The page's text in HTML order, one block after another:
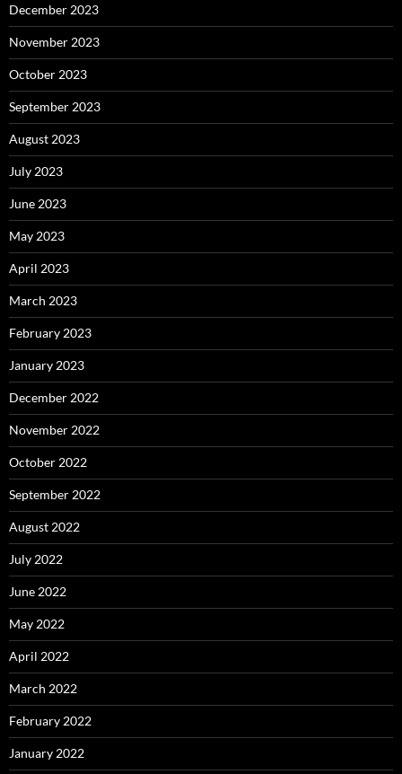
December 2023
November 2023
October 2023
September 2023
August 2023
July 2023
June 2023
May 2023
April 2023
March 2023
February 2023
January 2023
December 2022
November 2022
October 2022
September 2022
August 2022
July 2022
June 2022
May 2022
April 2022
March 2022
February 2022
January 2022